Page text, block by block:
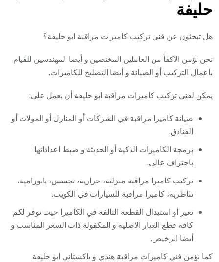
حليفة
هل تبحثون عن فني تركيب كاميرات مراقبة ابو حليفة؟
نحن نؤمن الاكفأ من العاملين المختصين و أيضا المهندسين للقيام
باعمال التركيب أو الصيانة و أيضا التصليح للكاميرات.
يمكن لفني تركيب كاميرات مراقبة ابو حليفة أن يعمل على:
صيانة كاميرا مراقبة في الشركات أو المنازل أو المولات أو
الفنادق.
برمجة الكاميرات الذكية أو الحديثة و ضبط اعداداتها
باحتراف عالي.
تركيب كاميرا مراقبة منزلية، حرارية، تجسس، بانورامية،
تناظرية، كاميرا مراقبة للسيارات في الكويت.
تغير أو استبدال القطعة التالفة في الكاميرا حيث نوفر لكم
كافة قطع الغيار الاصلية و المكفولة ذات السعر المناسب و
أيضا الرخيص.
كما نؤمن فني كاميرات مراقبة هندي و باكستاني ابو حليفة